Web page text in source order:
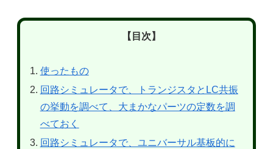
【目次】
使ったもの
回路シミュレータで、トランジスタとLC共振
の挙動を調べて、大まかなパーツの定数を調
べておく
回路シミュレータで、ユニバーサル基板的に